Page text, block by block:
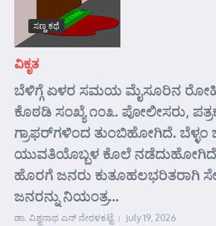
ಸಣ್ಣ ಕಥೆ
ವಿಕೃತ
ಬೆಳಿಗ್ಗೆ ಏಳರ ಸಮಯ ಮೈಸೂರಿನ
ಕೊಠಡಿ ಸಂಖ್ಯೆ ೧೦೩. ಪೋಲೀಸರು,
ಗ್ರಾಫರ್‌ಗಳಿಂದ ತುಂಬಿಹೋಗಿದೆ. ಬೆಳ್ಳಂ
ಯುವತಿಯೊಬ್ಬಳ ಕೊಲೆ
ಹೊರಗೆ ಜನರು ಕುತೂಹಲಭರಿತರಾಗಿ
ಜನರನ್ನು ನಿಯಂತ್ರ...
ಡಾ. ವಿಶ್ವನಾಥ ಎನ್ ನೇರಳಕಟ್ಟೆ July 19, 2026